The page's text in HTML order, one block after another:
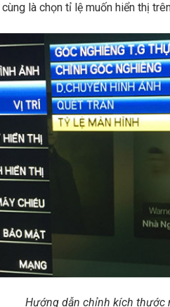
cùng là chọn tỉ lệ muốn hiển thị
Hướng dẫn chỉnh kích thước